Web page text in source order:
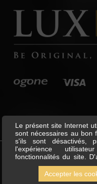
Lux Military
Le présent site Internet
sont nécessaires au bon
s'ils sont désactivés,
l'expérience
fonctionnalités du site.
fins d'analyse ou de
de personnaliser le
fonctionnalités relatives
Accepter les